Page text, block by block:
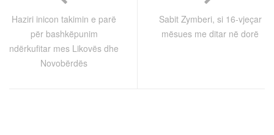
Haziri inicon takimin e parë
për bashkëpunim
ndërkufitar mes Likovës dhe
Novobërdës
Sabit Zymberi, si 16-vjeçar
mësues me ditar në dorë